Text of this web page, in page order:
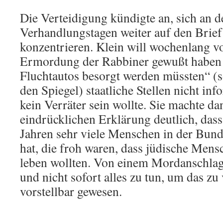
Die Verteidigung kündigte an, sich an
Verhandlungstagen weiter auf den
konzentrieren. Klein will wochenlang
Ermordung der Rabbiner gewußt
Fluchtautos besorgt werden müssten“
den Spiegel) staatliche Stellen nicht
kein Verräter sein wollte. Sie machte
eindrücklichen Erklärung deutlich,
Jahren sehr viele Menschen in der
hat, die froh waren, dass jüdische
leben wollten. Von einem
und nicht sofort alles zu tun, um das
vorstellbar gewesen.